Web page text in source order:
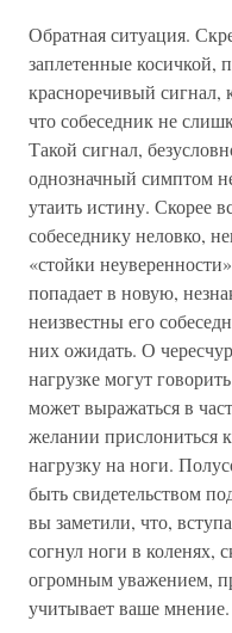
Обратная ситуация.
заплетенные косичкой,
красноречивый сигнал,
что собеседник не
Такой сигнал,
однозначный симптом
утаить истину. Скорее
собеседнику неловко,
«стойки
попадает в новую,
неизвестны его
них ожидать. О
нагрузке могут
может выражаться в
желании прислониться
нагрузку на ноги.
быть свидетельством
вы заметили, что,
согнул ноги в коленях,
огромным уважением,
учитывает ваше мнение.